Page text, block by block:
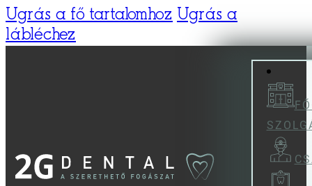
Ugrás a fő tartalomhoz Ugrás a
lábléchez